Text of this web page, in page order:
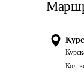
Кол-